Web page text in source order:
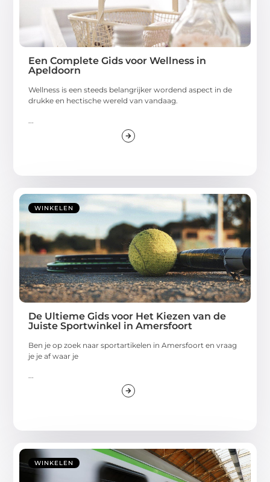
Een Complete Gids voor Wellness in
Apeldoorn
Wellness is een steeds belangrijker wordend aspect in de
drukke en hectische wereld van vandaag.
WINKELEN
De Ultieme Gids voor Het Kiezen van de
Juiste Sportwinkel in Amersfoort
Ben je op zoek naar sportartikelen in Amersfoort en vraag
je je af waar je
WINKELEN